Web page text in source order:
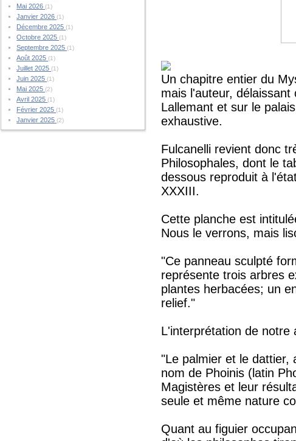
Mai 2026(1)
Janvier 2026(1)
Décembre 2025(1)
Octobre 2025(1)
Septembre 2025(1)
Août 2025(1)
Juillet 2025(1)
Juin 2025(1)
Mai 2025(2)
Avril 2025(1)
Février 2025(1)
Janvier 2025(2)
Un chapitre entier du
mais l'auteur,
Lallemant et sur le
exhaustive.
Fulcanelli revient donc
Philosophales, dont le
dessous reproduit à
XXXIII.
Cette planche est
Nous le verrons, mais
"Ce panneau sculpté
représente trois arbres
plantes herbacées; un
relief."
L'interprétation de notre
"Le palmier et le dattier,
nom de Phoinis (latin
Magistères et leur
seule et même nature
Quant au figuier